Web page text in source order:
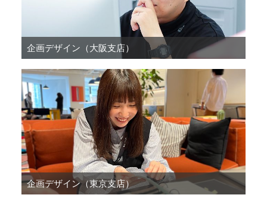
企画デザイン（大阪支店）
企画デザイン（東京支店）